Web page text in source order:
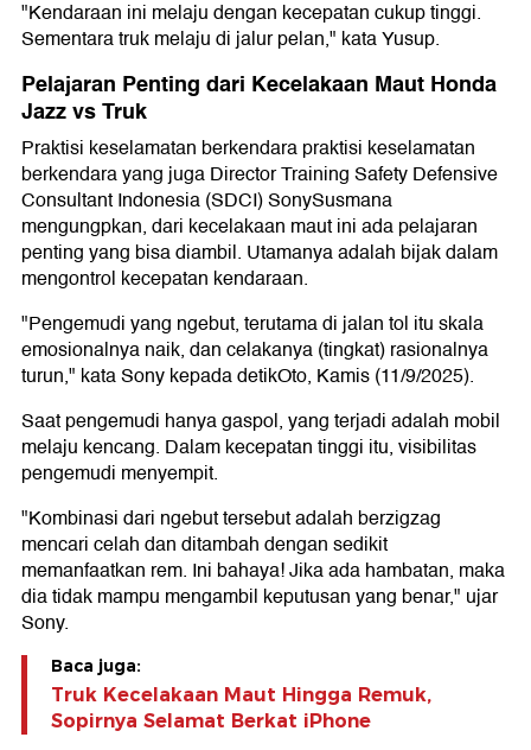
"Kendaraan ini melaju dengan kecepatan cukup tinggi.
Sementara truk melaju di jalur pelan," kata Yusup.
Pelajaran Penting dari Kecelakaan Maut Honda
Jazz vs Truk
Praktisi keselamatan berkendara praktisi keselamatan
berkendara yang juga Director Training Safety Defensive
Consultant Indonesia (SDCI) SonySusmana
mengungpkan, dari kecelakaan maut ini ada pelajaran
penting yang bisa diambil. Utamanya adalah bijak dalam
mengontrol kecepatan kendaraan.
"Pengemudi yang ngebut, terutama di jalan tol itu skala
emosionalnya naik, dan celakanya (tingkat) rasionalnya
turun," kata Sony kepada detikOto, Kamis (11/9/2025).
Saat pengemudi hanya gaspol, yang terjadi adalah mobil
melaju kencang. Dalam kecepatan tinggi itu, visibilitas
pengemudi menyempit.
"Kombinasi dari ngebut tersebut adalah berzigzag
mencari celah dan ditambah dengan sedikit
memanfaatkan rem. Ini bahaya! Jika ada hambatan, maka
dia tidak mampu mengambil keputusan yang benar," ujar
Sony.
Baca juga:
Truk Kecelakaan Maut Hingga Remuk,
Sopirnya Selamat Berkat iPhone